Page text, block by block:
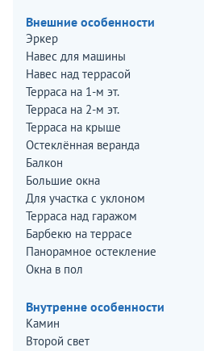
Внешние особенности
Эркер
Навес для машины
Навес над террасой
Терраса на 1-м эт.
Терраса на 2-м эт.
Терраса на крыше
Остеклённая веранда
Балкон
Большие окна
Для участка с уклоном
Терраса над гаражом
Барбекю на террасе
Панорамное остекление
Окна в пол
Внутренне особенности
Камин
Второй свет